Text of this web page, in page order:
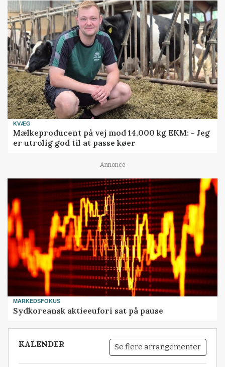
KVÆG
Mælkeproducent på vej mod 14.000 kg EKM: - Jeg
er utrolig god til at passe køer
Annonce
MARKEDSFOKUS
Sydkoreansk aktieeufori sat på pause
KALENDER Se flere arrangementer